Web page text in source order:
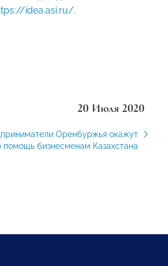
idea.asi.ru/.
20 Июля 2020
Оренбуржья окажут
помощь бизнесменам Казахстана